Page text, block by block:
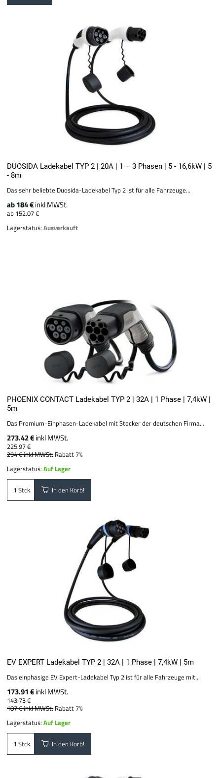
DUOSIDA Ladekabel TYP 2 | 20A | 1 – 3 Phasen | 5 - 16,6kW | 5
- 8m
Das sehr beliebte Duosida-Ladekabel Typ 2 ist für alle Fahrzeuge...
ab 184 €inkl MWSt.
ab 152.07 €
Lagerstatus:Ausverkauft
PHOENIX CONTACT Ladekabel TYP 2 | 32A | 1 Phase | 7,4kW |
5m
Das Premium-Einphasen-Ladekabel mit Stecker der deutschen Firma...
273.42 €inkl MWSt.
225.97 €
294 €inkl MWSt. Rabatt 7%
Lagerstatus:Auf Lager
Stck. In den Korb!
EV EXPERT Ladekabel TYP 2 | 32A | 1 Phase | 7,4kW | 5m
Das einphasige EV Expert-Ladekabel Typ 2 ist für alle Fahrzeuge mit...
173.91 €inkl MWSt.
143.73 €
187 €inkl MWSt. Rabatt 7%
Lagerstatus:Auf Lager
Stck. In den Korb!